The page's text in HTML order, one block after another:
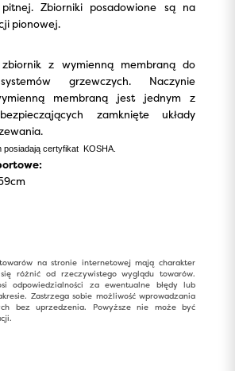
Zbiorniki posadowione są na
pionowej.
zbiornik z wymienną membraną do
grzewczych. Naczynie
membraną jest jednym z
zamknięte układy
posiadają certyfikat KOSHA.
na stronie internetowej mają charakter
różnić od rzeczywistego wyglądu towarów.
odpowiedzialności za ewentualne błędy lub
Zastrzega sobie możliwość wprowadzania
bez uprzedzenia. Powyższe nie może być